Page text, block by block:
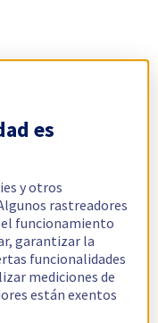
es
y otros
rastreadores
funcionamiento
garantizar la
funcionalidades
mediciones de
están exentos